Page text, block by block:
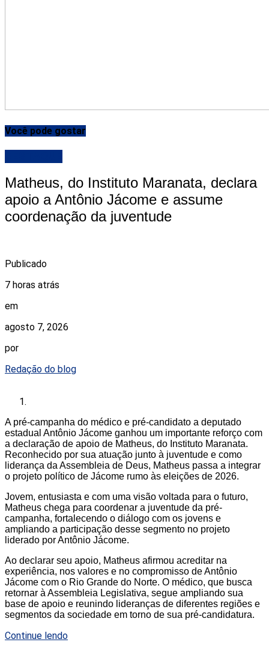
Você pode gostar
Matheus, do Instituto Maranata, declara
apoio a Antônio Jácome e assume
coordenação da juventude
Publicado
7 horas atrás
em
agosto 7, 2026
por
Redação do blog
A pré-campanha do médico e pré-candidato a deputado
estadual Antônio Jácome ganhou um importante reforço com
a declaração de apoio de Matheus, do Instituto Maranata.
Reconhecido por sua atuação junto à juventude e como
liderança da Assembleia de Deus, Matheus passa a integrar
o projeto político de Jácome rumo às eleições de 2026.
Jovem, entusiasta e com uma visão voltada para o futuro,
Matheus chega para coordenar a juventude da pré-
campanha, fortalecendo o diálogo com os jovens e
ampliando a participação desse segmento no projeto
liderado por Antônio Jácome.
Ao declarar seu apoio, Matheus afirmou acreditar na
experiência, nos valores e no compromisso de Antônio
Jácome com o Rio Grande do Norte. O médico, que busca
retornar à Assembleia Legislativa, segue ampliando sua
base de apoio e reunindo lideranças de diferentes regiões e
segmentos da sociedade em torno de sua pré-candidatura.
Continue lendo